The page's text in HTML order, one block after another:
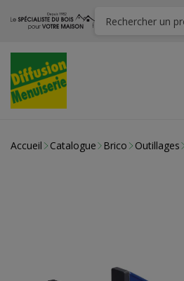
Accueil Catalogue Brico Outillages